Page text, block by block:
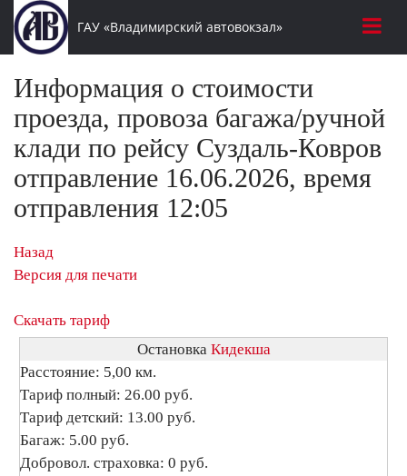
ГАУ «Владимирский автовокзал»
Информация о стоимости
проезда, провоза багажа/ручной
клади по рейсу Суздаль-Ковров
отправление 16.06.2026, время
отправления 12:05
Назад
Версия для печати
Скачать тариф
Остановка Кидекша
Расстояние: 5,00 км.
Тариф полный: 26.00 руб.
Тариф детский: 13.00 руб.
Багаж: 5.00 руб.
Добровол. страховка: 0 руб.